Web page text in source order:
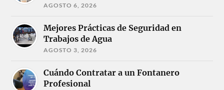
AGOSTO 6, 2026
Mejores Prácticas de Seguridad en
Trabajos de Agua
AGOSTO 3, 2026
Cuándo Contratar a un Fontanero
Profesional